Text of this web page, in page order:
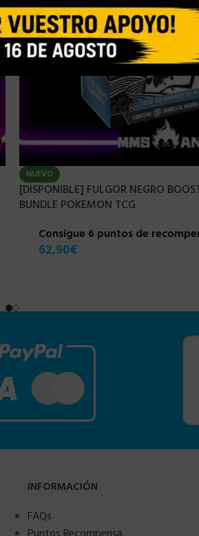
NUEVO
[DISPONIBLE] FULGOR NEGRO
BUNDLE POKEMON TCG
Consigue 6 puntos de
62,90€
INFORMACIÓN
FAQs